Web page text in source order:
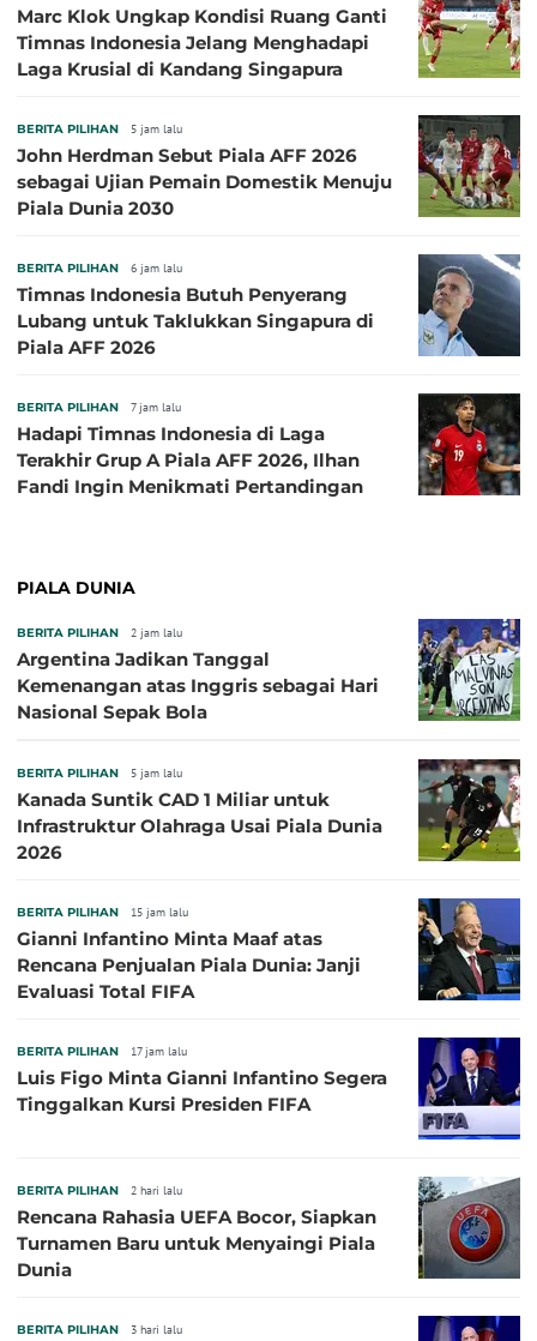
Marc Klok Ungkap Kondisi Ruang Ganti
Timnas Indonesia Jelang Menghadapi
Laga Krusial di Kandang Singapura
BERITA PILIHAN 5 jam lalu
John Herdman Sebut Piala AFF 2026
sebagai Ujian Pemain Domestik Menuju
Piala Dunia 2030
BERITA PILIHAN 6 jam lalu
Timnas Indonesia Butuh Penyerang
Lubang untuk Taklukkan Singapura di
Piala AFF 2026
BERITA PILIHAN 7 jam lalu
Hadapi Timnas Indonesia di Laga
Terakhir Grup A Piala AFF 2026, Ilhan
Fandi Ingin Menikmati Pertandingan
PIALA DUNIA
BERITA PILIHAN 2 jam lalu
Argentina Jadikan Tanggal
Kemenangan atas Inggris sebagai Hari
Nasional Sepak Bola
BERITA PILIHAN 5 jam lalu
Kanada Suntik CAD 1 Miliar untuk
Infrastruktur Olahraga Usai Piala Dunia
2026
BERITA PILIHAN 15 jam lalu
Gianni Infantino Minta Maaf atas
Rencana Penjualan Piala Dunia: Janji
Evaluasi Total FIFA
BERITA PILIHAN 17 jam lalu
Luis Figo Minta Gianni Infantino Segera
Tinggalkan Kursi Presiden FIFA
BERITA PILIHAN 2 hari lalu
Rencana Rahasia UEFA Bocor, Siapkan
Turnamen Baru untuk Menyaingi Piala
Dunia
BERITA PILIHAN 3 hari lalu